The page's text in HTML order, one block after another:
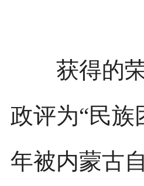
获得的荣
政评为“民族
年被内蒙古